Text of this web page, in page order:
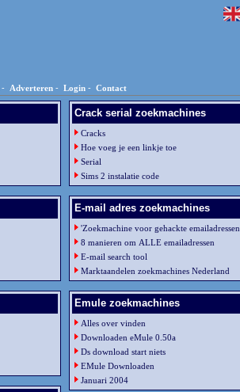
- Adverteren - Login - Contact
Crack serial zoekmachines
Cracks
Hoe voeg je een linkje toe
Serial
Sims 2 instalatie code
E-mail adres zoekmachines
'Zoekmachine voor gehackte emailadressen
8 manieren om ALLE emailadressen
E-mail search tool
Marktaandelen zoekmachines Nederland
Emule zoekmachines
Alles over vinden
Downloaden eMule 0.50a
Ds download start niets
EMule Downloaden
Januari 2004